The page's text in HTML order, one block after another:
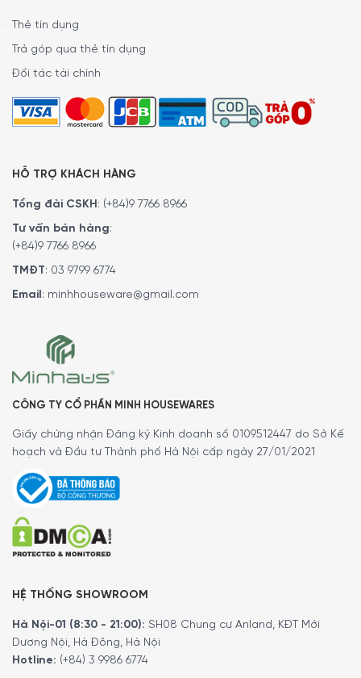
Màu đỏ mạnh mẽ. Làm cho người dùng thỏa sức thể hiện cá tính
1 kệ cửa có thể điều chỉnh và 1 ban công để chai
Đèn nội thất là đèn LED rất tiện ích.
Vật liệu hông là tấm kim loại màu đỏ. Rất hài hòa với
dòng tủ lạnh này.
Tất cả đã tạo nên một sản phẩm hoàn hảo mà không ai
Thẻ tín dụng
Trả góp qua thẻ tín dụng
Đối tác tài chính
HỖ TRỢ KHÁCH HÀNG
Tổng đài CSKH: (+84)9 7766 8966
Tư vấn bán hàng:
(+84)9 7766 8966
TMĐT: 03 9799 6774
Email: minhhouseware@gmail.com
CÔNG TY CỔ PHẦN MINH HOUSEWARES
Giấy chứng nhận Đăng ký Kinh doanh số 0109512447 do Sở Kế
hoạch và Đầu tư Thành phố Hà Nội cấp ngày 27/01/2021
HỆ THỐNG SHOWROOM
Hà Nội-01 (8:30 - 21:00): SH08 Chung cư Anland, KĐT Mới
Dương Nội, Hà Đông, Hà Nội
Hotline: (+84) 3 9986 6774